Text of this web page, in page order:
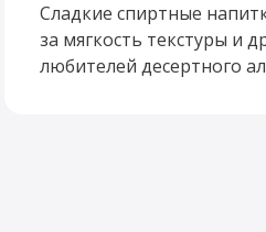
Сладкие спиртные
за мягкость текстуры и
любителей десертного